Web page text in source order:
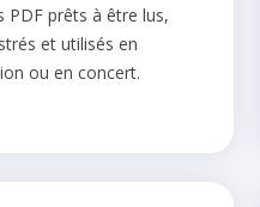
PDF prêts à être lus,
et utilisés en
ou en concert.